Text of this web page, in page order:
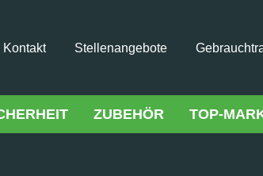
Kontakt Stellenangebote
ZUBEHÖR TOP-